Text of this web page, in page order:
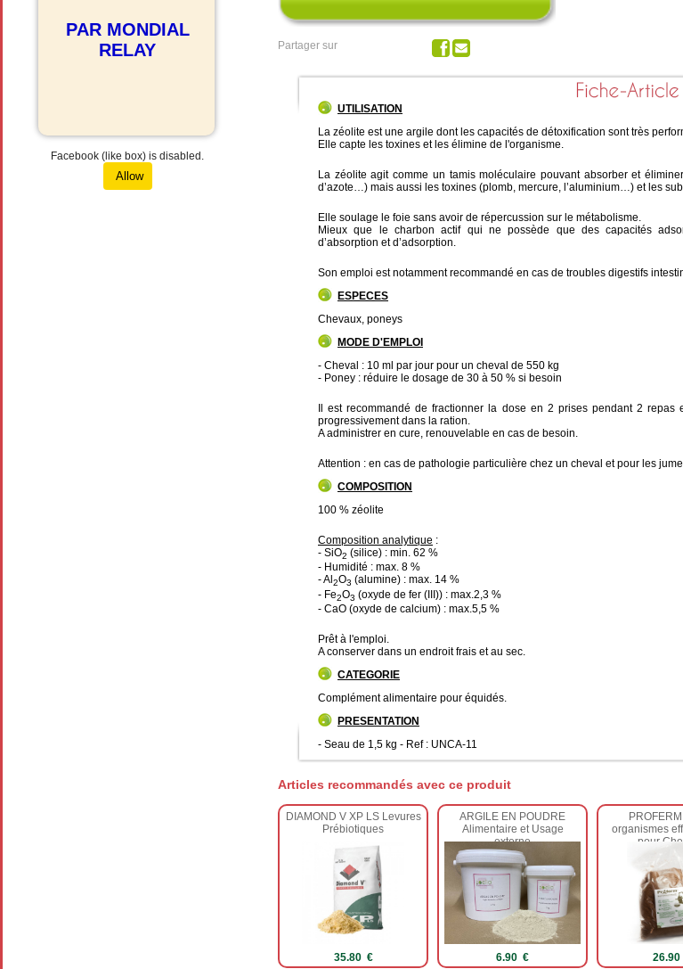
PAR MONDIAL
RELAY
Facebook (like box) is disabled.
Allow
Partager sur
UTILISATION
La zéolite est une argile dont les capacités de détoxification sont très
Elle capte les toxines et les élimine de l'organisme.
La zéolite agit comme un tamis moléculaire pouvant absorber et
d’azote…) mais aussi les toxines (plomb, mercure, l’aluminium…) et les
Elle soulage le foie sans avoir de répercussion sur le métabolisme.
Mieux que le charbon actif qui ne possède que des capacités
d’absorption et d’adsorption.
Son emploi est notamment recommandé en cas de troubles digestifs
ESPECES
Chevaux, poneys
MODE D'EMPLOI
- Cheval : 10 ml par jour pour un cheval de 550 kg
- Poney : réduire le dosage de 30 à 50 % si besoin
Il est recommandé de fractionner la dose en 2 prises pendant 2
progressivement dans la ration.
A administrer en cure, renouvelable en cas de besoin.
Attention : en cas de pathologie particulière chez un cheval et pour les
COMPOSITION
100 % zéolite
Composition analytique :
- SiO2 (silice) : min. 62 %
- Humidité : max. 8 %
- Al 2O3 (alumine) : max. 14 %
- Fe2O3 (oxyde de fer (III)) : max.2,3 %
- CaO (oxyde de calcium) : max.5,5 %
Prêt à l'emploi.
A conserver dans un endroit frais et au sec.
CATEGORIE
Complément alimentaire pour équidés.
PRESENTATION
- Seau de 1,5 kg - Ref : UNCA-11
Articles recommandés avec ce produit
DIAMOND V XP LS Levures
Prébiotiques
35.80 €
ARGILE EN POUDRE
Alimentaire et Usage
externe
6.90 €
organismes
pour